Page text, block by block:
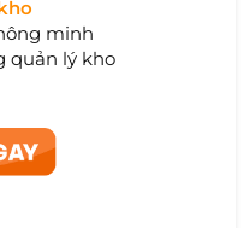
minh
quản lý kho